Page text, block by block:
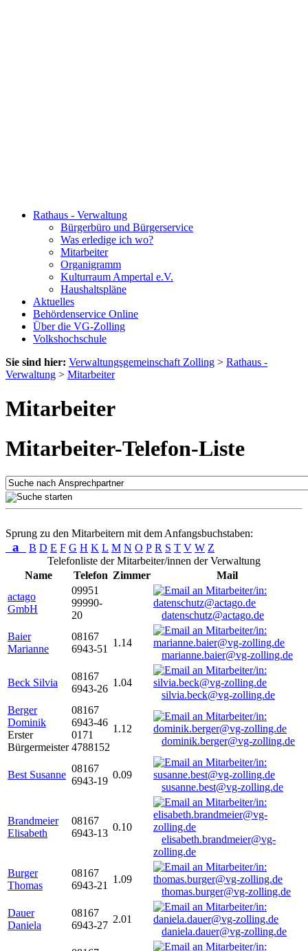
Rathaus - Verwaltung
Bürgerbüro und Bürgerservice
Was erledige ich wo?
Mitarbeiter
Organigramm
Kulturraum Ampertal e.V.
Haushaltspläne
Aktuelles
Behördenservice Online
Über die VG-Zolling
Volkshochschule
Sie sind hier: Verwaltungsgemeinschaft Zolling > Rathaus -
Verwaltung > Mitarbeiter
Mitarbeiter
Mitarbeiter-Telefon-Liste
Sprung zu den Mitarbeitern mit dem Anfangsbuchstaben:
a B D E F G H K L M N O P R S T V W Z
Telefonliste der Mitarbeiter/innen der Verwaltung
Name
Telefon Zimmer
Mail
actago
GmbH
09951
99990-
20
datenschutz@actago.de
Baier
Marianne
08167
6943-51
1.14
marianne.baier@vg-zolling.de
Beck Silvia
08167
6943-26
1.04
silvia.beck@vg-zolling.de
Berger
Dominik
Erster
Bürgermeister
08167
6943-46
0171
4788152
1.12
dominik.berger@vg-zolling.de
Best Susanne
08167
6943-19
0.09
susanne.best@vg-zolling.de
Brandmeier
Elisabeth
08167
6943-13
0.10
elisabeth.brandmeier@vg-
zolling.de
Burger
Thomas
08167
6943-21
1.09
thomas.burger@vg-zolling.de
Dauer
Daniela
08167
6943-27
2.01
daniela.dauer@vg-zolling.de